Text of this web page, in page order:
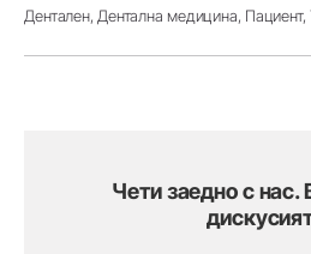
Дентален, Дентална медицина, Пациент,
Чети заедно с нас.